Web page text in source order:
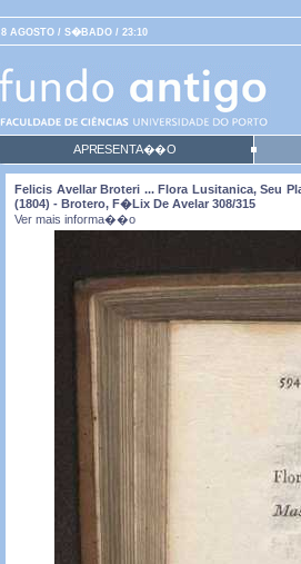
8 AGOSTO / S�BADO / 23:10
APRESENTA��O
Felicis Avellar Broteri ... Flora Lusitanica, Seu
(1804) - Brotero, F�lix De Avelar 308/315
Ver mais informa��o